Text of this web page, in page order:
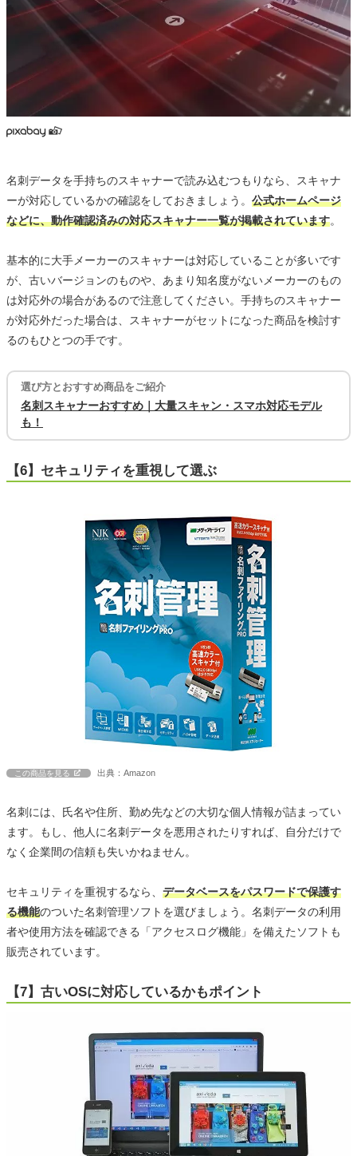
名刺データを手持ちのスキャナーで読み込むつもりなら、スキャナ
ーが対応しているかの確認をしておきましょう。 公式ホームページ
などに、動作確認済みの対応スキャナー一覧が掲載されています。
基本的に大手メーカーのスキャナーは対応していることが多いです
が、古いバージョンのものや、あまり知名度がないメーカーのもの
は対応外の場合があるので注意してください。手持ちのスキャナー
が対応外だった場合は、スキャナーがセットになった商品を検討す
るのもひとつの手です。
選び方とおすすめ商品をご紹介
名刺スキャナーおすすめ｜大量スキャン・スマホ対応モデル
も！
【6】セキュリティを重視して選ぶ
この商品を見る 出典：Amazon
名刺には、氏名や住所、勤め先などの大切な個人情報が詰まってい
ます。もし、他人に名刺データを悪用されたりすれば、自分だけで
なく企業間の信頼も失いかねません。
セキュリティを重視するなら、 データベースをパスワードで保護す
る機能のついた名刺管理ソフトを選びましょう。名刺データの利用
者や使用方法を確認できる「アクセスログ機能」を備えたソフトも
販売されています。
【7】古いOSに対応しているかもポイント